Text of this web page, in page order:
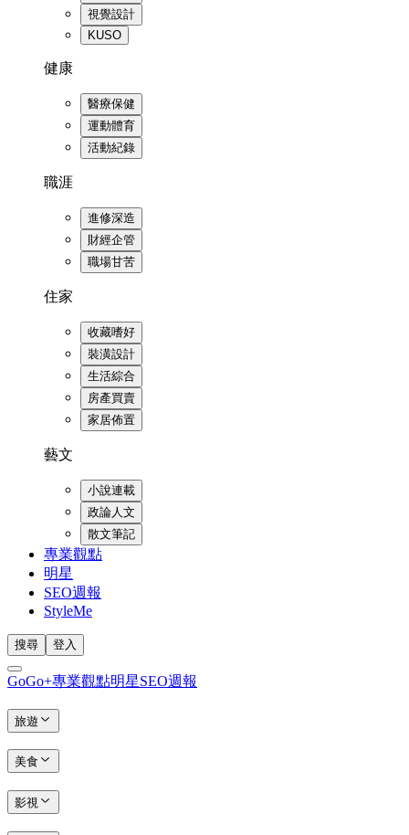
視覺設計
KUSO
健康
醫療保健
運動體育
活動紀錄
職涯
進修深造
財經企管
職場甘苦
住家
收藏嗜好
裝潢設計
生活綜合
房產買賣
家居佈置
藝文
小說連載
政論人文
散文筆記
專業觀點
明星
SEO週報
StyleMe
搜尋 登入
GoGo+專業觀點明星SEO週報
旅遊
美食
影視